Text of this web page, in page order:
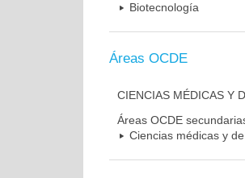
Biotecnología
Áreas OCDE
CIENCIAS MÉDICAS Y
Áreas OCDE
Ciencias médicas y